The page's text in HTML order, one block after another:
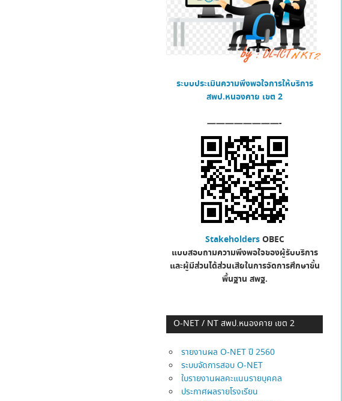
ระบบประเมินความพึงพอใจการให้บริการ
สพป.หนองคาย เขต 2
————————-
StakeholdersOBEC
แบบสอบถามความพึงพอใจของผู้รับบริการ
และผู้มีส่วนได้ส่วนเสียในการจัดการศึกษาขั้น
พื้นฐาน สพฐ.
O-NET / NT สพป.หนองคาย เขต 2
รายงานผล O-NET ปี 2560
ระบบจัดการสอบ O-NET
ใบรายงานผลคะแนนรายบุคคล
ประกาศผลรายโรงเรียน